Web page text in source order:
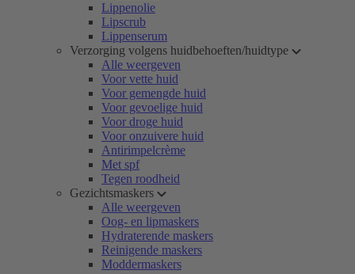
Lippenolie
Lipscrub
Lippenserum
Verzorging volgens huidbehoeften/huidtype
Alle weergeven
Voor vette huid
Voor gemengde huid
Voor gevoelige huid
Voor droge huid
Voor onzuivere huid
Antirimpelcrème
Met spf
Tegen roodheid
Gezichtsmaskers
Alle weergeven
Oog- en lipmaskers
Hydraterende maskers
Reinigende maskers
Moddermaskers